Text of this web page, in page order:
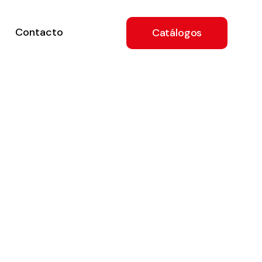
Contacto Catálogos